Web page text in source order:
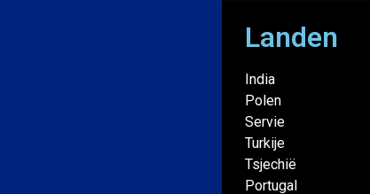
Landen
India
Polen
Servie
Turkije
Tsjechië
Portugal